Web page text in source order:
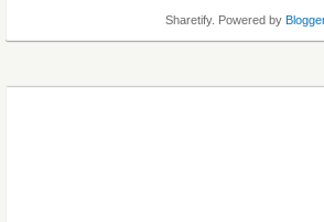
Sharetify. Powered by Blogger